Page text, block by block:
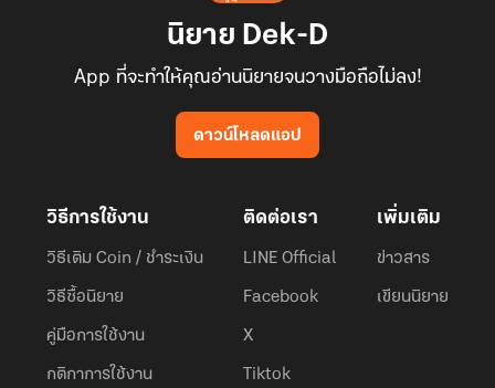
นิยาย Dek-D
App ที่จะทำให้คุณอ่านนิยายจนวางมือถือไม่ลง!
ดาวน์โหลดแอป
วิธีการใช้งาน
วิธีเติม Coin / ชำระเงิน
วิธีซื้อนิยาย
คู่มือการใช้งาน
กติกาการใช้งาน
ติดต่อเรา
LINE Official
Facebook
X
Tiktok
เพิ่มเติม
ข่าวสาร
เขียนนิยาย